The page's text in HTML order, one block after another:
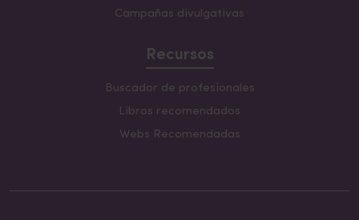
Campañas divulgativas
Recursos
Buscador de profesionales
Libros recomendados
Webs Recomendadas